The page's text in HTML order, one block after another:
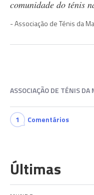
comunidade do ténis
Associação de Ténis da
ASSOCIAÇÃO DE TÉNIS DA
1 Comentários
Últimas